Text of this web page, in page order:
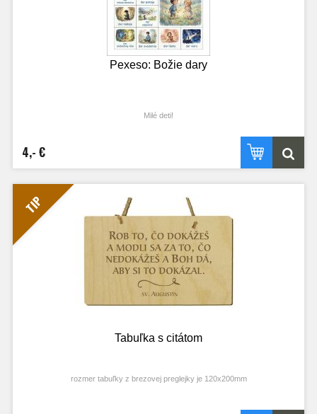
Pexeso: Božie dary
Milé deti!
Vitajte pri tejto výnimočnej hre, v ktorej sú ukryté tie najvzácnejšie poklady –
Možno sa teraz pýtate, čo presne tieto dary znamenajú a kde ich môžete vo
Niektoré z nich vidíte okolo seba každý jeden deň, hneď ako sa ráno zobudíte.
Je to napríklad hrejivé slniečko na oblohe, krásna príroda, roztomilé zvieratká či
dobré jedlo na vašom stole. Iné dary sú však očiam neviditeľné a nosíte si ich
bezpečne schované priamo vo svojom srdiečku. Patrí medzi ne aj vaša veľká
odvaha, ktorú v sebe nájdete, keď sa niečoho veľmi bojíte. Je to tiež vzácne
priateľstvo a úprimné odpustenie, ktoré vám pomôže znova sa usmiať a
nehnevať sa.
Všetky tieto nádherné veci sme dostali od Boha úplne nezištne, aby bol náš
spoločný život na zemi zmysluplný a plný svetla. Pri otáčaní každej kartičky sa
môžete na chvíľu zastaviť a zamyslieť sa nad tým, aké konkrétne obdarovanie
práve držíte v rukách. Môžete sa o obrázkoch rozprávať s kamarátmi či rodičmi
a spomenúť si, kedy ste daný dar sami pocítili.
Prajeme vám pri hre bystré očká a nezabudnite, že tým úplne najkrajším darom
4,- €
TIP
Tabuľka s citátom
rozmer tabuľky z brezovej preglejky je 120x200mm